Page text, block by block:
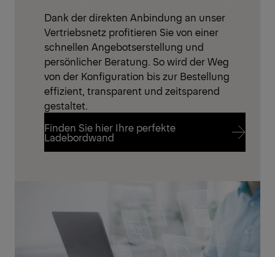
Dank der direkten Anbindung an unser
Vertriebsnetz profitieren Sie von einer
schnellen Angebotserstellung und
persönlicher Beratung. So wird der Weg
von der Konfiguration bis zur Bestellung
effizient, transparent und zeitsparend
gestaltet.
Finden Sie hier Ihre perfekte
Ladebordwand